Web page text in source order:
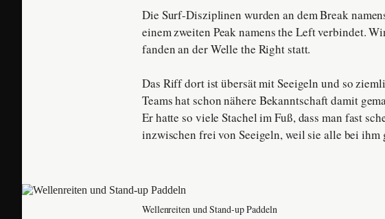
Die Surf-Disziplinen wurden an dem Break
einem zweiten Peak namens the Left verbindet.
fanden an der Welle the Right statt.
Das Riff dort ist übersät mit Seeigeln und so
Teams hat schon nähere Bekanntschaft damit
Er hatte so viele Stachel im Fuß, dass man fast
inzwischen frei von Seeigeln, weil sie alle bei ihm
Wellenreiten und Stand-up Paddeln